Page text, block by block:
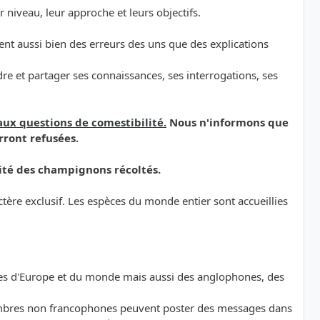
niveau, leur approche et leurs objectifs.
aussi bien des erreurs des uns que des explications
et partager ses connaissances, ses interrogations, ses
questions de comestibilité. Nous n'informons que
refusées.
des champignons récoltés.
exclusif. Les espèces du monde entier sont accueillies
et du monde mais aussi des anglophones, des
non francophones peuvent poster des messages dans